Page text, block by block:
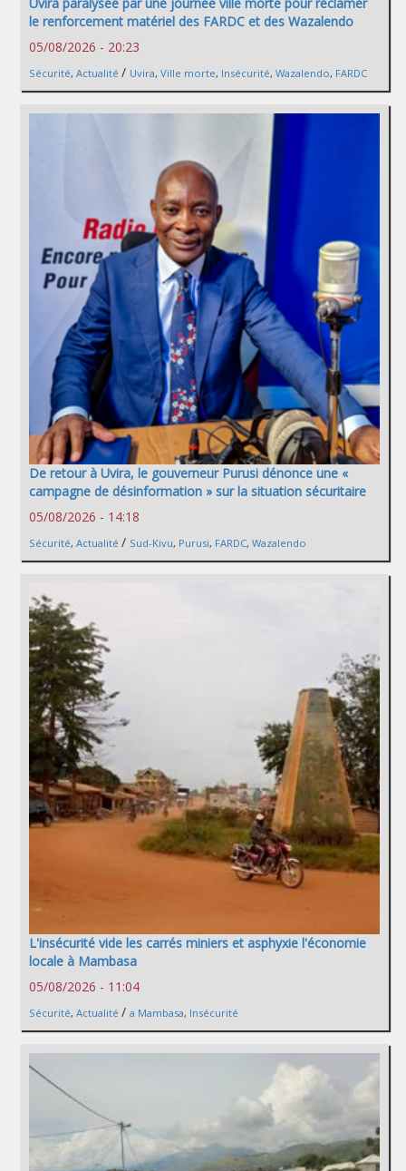
le renforcement matériel des FARDC et des Wazalendo
05/08/2026 - 20:23
Sécurité, Actualité / Uvira, Ville morte, Insécurité, Wazalendo, FARDC
De retour à Uvira, le gouverneur Purusi dénonce une «
campagne de désinformation » sur la situation sécuritaire
05/08/2026 - 14:18
Sécurité, Actualité / Sud-Kivu, Purusi, FARDC, Wazalendo
L'insécurité vide les carrés miniers et asphyxie l'économie
locale à Mambasa
05/08/2026 - 11:04
Sécurité, Actualité / a Mambasa, Insécurité